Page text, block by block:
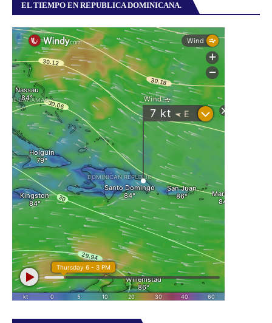
EL TIEMPO EN REPUBLICA DOMINICANA.